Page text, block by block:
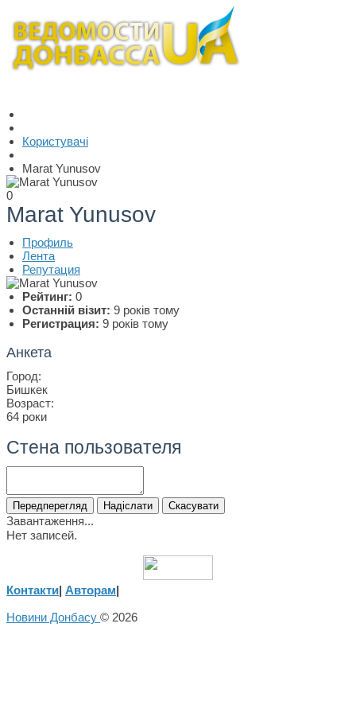
Користувачі
Marat Yunusov
0
Marat Yunusov
Профиль
Лента
Репутация
Рейтинг: 0
Останній візит: 9 років тому
Регистрация: 9 років тому
Анкета
Город:
Бишкек
Возраст:
64 роки
Стена пользователя
Завантаження...
Нет записей.
Контакти| Авторам|
Новини Донбасу © 2026